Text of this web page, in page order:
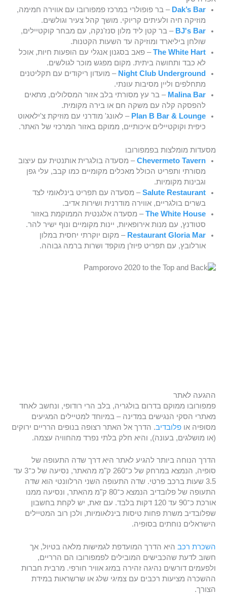
Dak’s Bar – בר פופולרי במרכז פמפורובו עם אווירה חמימה,
מוזיקה חיה ולעיתים קריוקי. מושך קהל צעיר וגולשים.
BJ's Bar – בר קטן ליד מלון סנז'נקה, עם מבחר קוקטיילים,
שולחן ביליארד ומוזיקה עד השעות הקטנות.
The White Hart– פאב בסגנון אנגלי עם הופעות חיות, אוכל
לא כבד ותחושה ביתית. מקום מפגש מוכר לגולשים.
Night Club Underground – מועדון ריקודים עם תקליטנים
מתחלפים וליין מסיבות עונתי.
Malina Bar – בר עץ מסורתי בלב אזור המסלולים, מתאים
להפסקה קלה עם משקה חם או בירה מקומית.
Plan B Bar & Lounge – לאונג' מודרני עם מוזיקת צ'ילאאוט
כיפית וקוקטיילים איכותיים, ממוקם באזור המרכזי של האתר.
מסעדות מומלצות בפמפורובו
Chevermeto Tavern– מסעדה בולגרית אותנטית עם עיצוב
מסורתי ותפריט הכולל מאכלים מקומיים כמו קבב, עלי גפן
וגבינות מקומיות.
Salute Restaurant– מסעדה עם תפריט בינלאומי לצד
בשרים בולגריים, אווירה מודרנית ושירות אדיב.
The White House– מסעדה אלגנטית הממוקמת באזור
סטודנץ, עם מנות אירופאיות, יינות מקומיים ונוף ישיר להר.
Restaurant Gloria Mar – מקום יוקרתי יחסית במלון
אורלובץ, עם תפריט פיוז’ן מוקפד ושרות ברמה גבוהה.
ההגעה לאתר
פמפורובו ממוקם בדרום בולגריה, בלב הרי רודופי, ונחשב לאחד
מאתרי הסקי הנגישים במדינה – במיוחד למטיילים המגיעים
מסופיה אופלובדיב. הדרך אל האתר רצופה בנופים הרריים ירוקים
(או מושלגים, בעונה), והיא חלק בלתי נפרד מהחוויה עצמה.
הדרך הנוחה ביותר להגיע לאתר היא דרך שדה התעופה של
סופיה, הנמצא במרחק של כ־260 ק"מ מהאתר, נסיעה של כ־3 עד
3.5 שעות ברכב פרטי. שדה התעופה השני הרלוונטי הוא שדה
התעופה של פלובדיב הנמצא כ־80 ק"מ מהאתר, ונסיעה ממנו
אורכת כ־90 עד 120 דקות בלבד. עם זאת, יש לקחת בחשבון
שפלובדיב משרת פחות טיסות בינלאומיות, ולכן רוב המטיילים
הישראלים נוחתים בסופיה.
השכרת רכב היא הדרך המועדפת לגמישות מלאה בטיול, אך
חשוב לדעת שהכבישים המובילים לפמפורובו הם הרריים,
ולפעמים דורשים נהיגה זהירה במזג אוויר חורפי. מרבית חברות
ההשכרה מציעות רכבים עם צמיגי שלג או שרשראות במידת
הצורך.